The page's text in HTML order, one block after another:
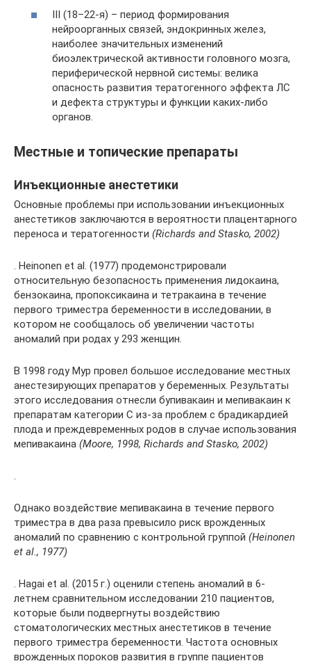
III (18–22-я) – период формирования
нейроорганных связей, эндокринных желез,
наиболее значительных изменений
биоэлектрической активности головного мозга,
периферической нервной системы: велика
опасность развития тератогенного эффекта ЛС
и дефекта структуры и функции каких-либо
органов.
Местные и топические препараты
Инъекционные анестетики
Основные проблемы при использовании инъекционных
анестетиков заключаются в вероятности плацентарного
переноса и тератогенности (Richards and Stasko, 2002)
. Heinonen et al. (1977) продемонстрировали
относительную безопасность применения лидокаина,
бензокаина, пропоксикаина и тетракаина в течение
первого триместра беременности в исследовании, в
котором не сообщалось об увеличении частоты
аномалий при родах у 293 женщин.
В 1998 году Мур провел большое исследование местных
анестезирующих препаратов у беременных. Результаты
этого исследования отнесли бупивакаин и мепивакаин к
препаратам категории C из-за проблем с брадикардией
плода и преждевременных родов в случае использования
мепивакаина (Moore, 1998, Richards and Stasko, 2002)
.
Однако воздействие мепивакаина в течение первого
триместра в два раза превысило риск врожденных
аномалий по сравнению с контрольной группой (Heinonen
et al., 1977)
. Hagai et al. (2015 г.) оценили степень аномалий в 6-
летнем сравнительном исследовании 210 пациентов,
которые были подвергнуты воздействию
стоматологических местных анестетиков в течение
первого триместра беременности. Частота основных
врожденных пороков развития в группе пациентов